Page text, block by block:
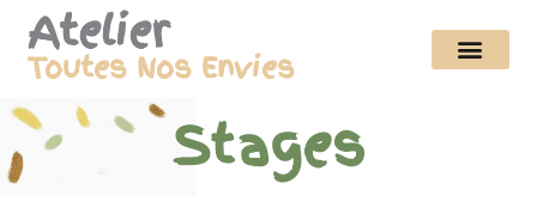
Atelier
Toutes Nos Envies
Stages